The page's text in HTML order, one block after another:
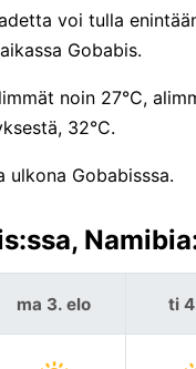
voi tulla
Gobabis.
noin 27°C,
32°C.
ulkona Gobabisssa.
ma 3. elo ti